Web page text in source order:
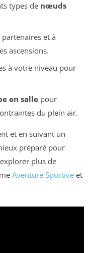
types de nœuds
et à
ascensions.
à votre niveau pour
en sallepour
du plein air.
et en suivant un
préparé pour
explorer plus de
Aventure Sportive et